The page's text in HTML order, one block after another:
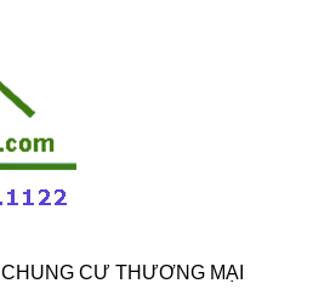
CHUNG CƯ THƯƠNG MẠI